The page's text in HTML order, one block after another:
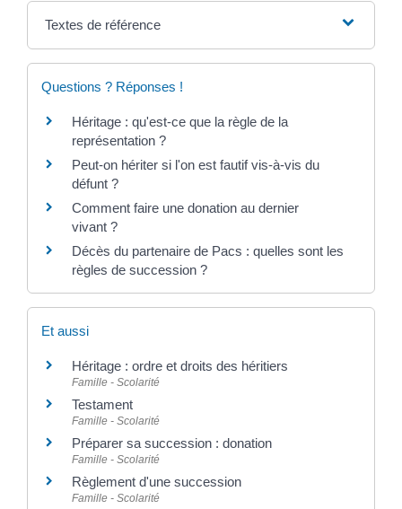
Textes de référence
Questions ? Réponses !
Héritage : qu'est-ce que la règle de la
représentation ?
Peut-on hériter si l'on est fautif vis-à-vis du
défunt ?
Comment faire une donation au dernier
vivant ?
Décès du partenaire de Pacs : quelles sont les
règles de succession ?
Et aussi
Héritage : ordre et droits des héritiers
Famille - Scolarité
Testament
Famille - Scolarité
Préparer sa succession : donation
Famille - Scolarité
Règlement d'une succession
Famille - Scolarité